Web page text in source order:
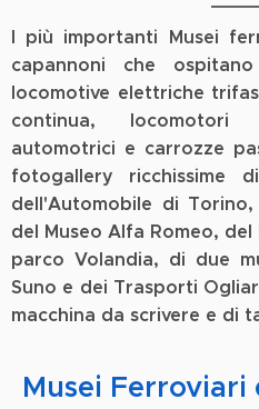
I più importanti Musei
capannoni che
locomotive elettriche
continua, locomotori
automotrici e carrozze
fotogallery ricchissime
dell'Automobile di
del Museo Alfa Romeo,
parco Volandia, di due
Suno e dei Trasporti
macchina da scrivere e di
Musei Ferroviari